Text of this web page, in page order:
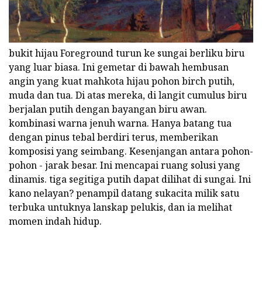
bukit hijau Foreground turun ke sungai berliku biru
yang luar biasa. Ini gemetar di bawah hembusan
angin yang kuat mahkota hijau pohon birch putih,
muda dan tua. Di atas mereka, di langit cumulus biru
berjalan putih dengan bayangan biru awan.
kombinasi warna jenuh warna. Hanya batang tua
dengan pinus tebal berdiri terus, memberikan
komposisi yang seimbang. Kesenjangan antara pohon-
pohon - jarak besar. Ini mencapai ruang solusi yang
dinamis. tiga segitiga putih dapat dilihat di sungai. Ini
kano nelayan? penampil datang sukacita milik satu
terbuka untuknya lanskap pelukis, dan ia melihat
momen indah hidup.